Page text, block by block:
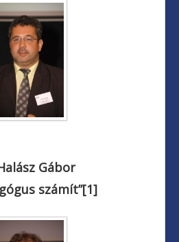
Gábor
számít”[1]